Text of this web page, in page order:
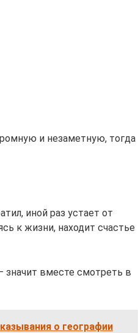
и незаметную, тогда
иной раз устает от
к жизни, находит счастье
значит вместе смотреть в
о географии